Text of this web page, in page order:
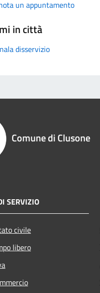
un appuntamento
in città
disservizio
Comune di Clusone
SERVIZIO
civile
libero